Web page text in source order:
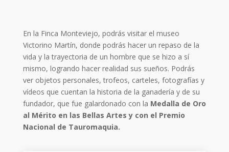
En la Finca Monteviejo, podrás visitar el museo
Victorino Martín, donde podrás hacer un repaso de la
vida y la trayectoria de un hombre que se hizo a sí
mismo, logrando hacer realidad sus sueños. Podrás
ver objetos personales, trofeos, carteles, fotografías y
vídeos que cuentan la historia de la ganadería y de su
fundador, que fue galardonado con la Medalla de Oro
al Mérito en las Bellas Artes y con el Premio
Nacional de Tauromaquia.